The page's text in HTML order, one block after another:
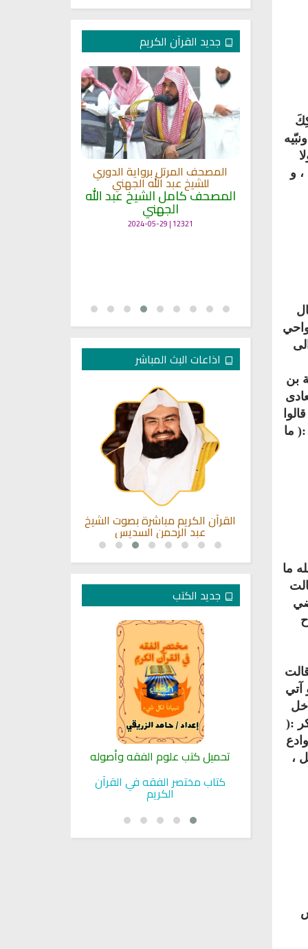
، و
بن
:( ما
ما
آتي
:(
،
جديد القرآن الكريم
الى المصحف المرتل برواية الدوري
للشيخ عبد الله الجهني
المصحف كامل الشيخ عبد الله
الجهني
12321 | 2024-05-29
اذاعات البث المباشر
القرآن الكريم مباشرة بصوت الشيخ
عبد الرحمن السديس
جديد الكتب
تحميل كتب علوم الفقه وأصوله
كتاب مختصر الفقه في القرآن
الكريم